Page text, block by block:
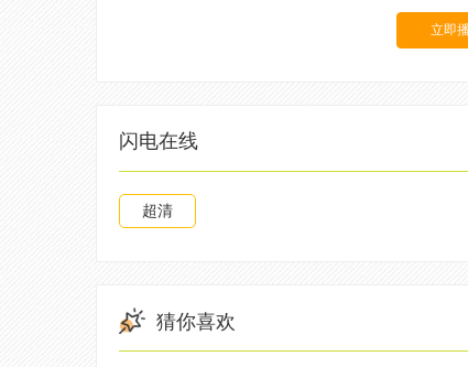
立即
闪电在线
超清
猜你喜欢